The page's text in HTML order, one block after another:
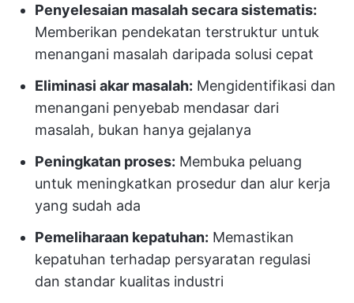
Penyelesaian masalah secara sistematis:
Memberikan pendekatan terstruktur untuk
menangani masalah daripada solusi cepat
Eliminasi akar masalah: Mengidentifikasi dan
menangani penyebab mendasar dari
masalah, bukan hanya gejalanya
Peningkatan proses: Membuka peluang
untuk meningkatkan prosedur dan alur kerja
yang sudah ada
Pemeliharaan kepatuhan: Memastikan
kepatuhan terhadap persyaratan regulasi
dan standar kualitas industri